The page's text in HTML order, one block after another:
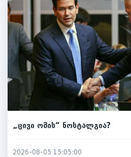
„ცივი ომის“ ნოსტალგია?
2026-08-05 15:05:00